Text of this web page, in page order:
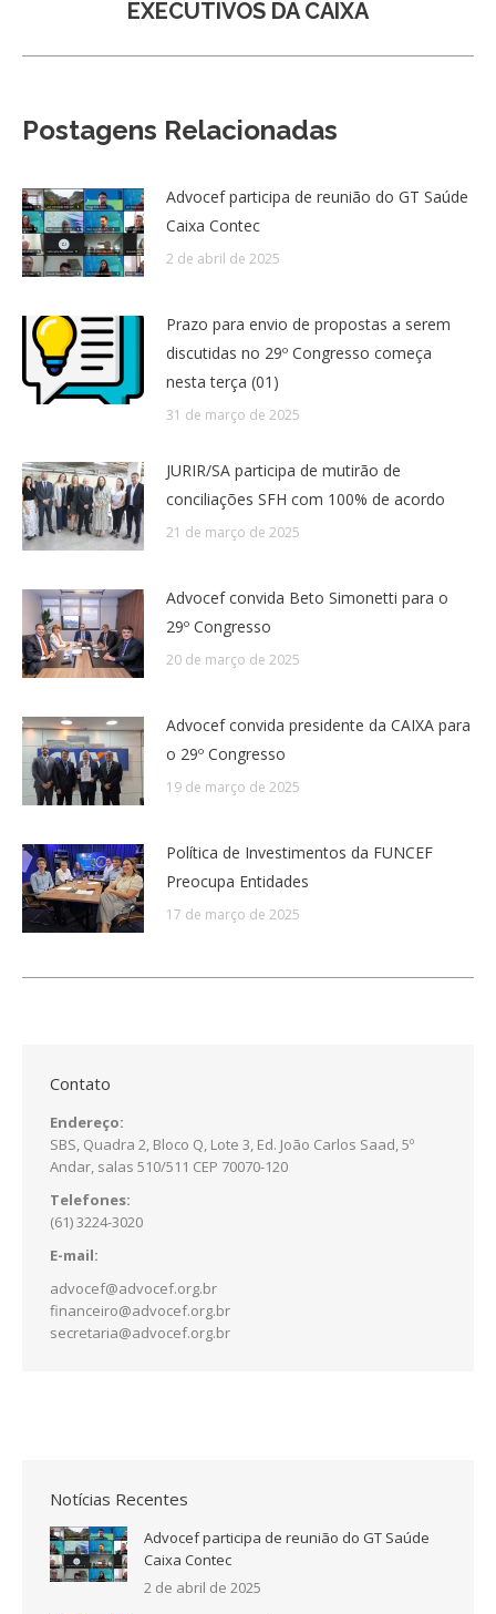
EXECUTIVOS DA CAIXA
Postagens Relacionadas
Advocef participa de reunião do GT Saúde
Caixa Contec
2 de abril de 2025
Prazo para envio de propostas a serem
discutidas no 29º Congresso começa
nesta terça (01)
31 de março de 2025
JURIR/SA participa de mutirão de
conciliações SFH com 100% de acordo
21 de março de 2025
Advocef convida Beto Simonetti para o
29º Congresso
20 de março de 2025
Advocef convida presidente da CAIXA para
o 29º Congresso
19 de março de 2025
Política de Investimentos da FUNCEF
Preocupa Entidades
17 de março de 2025
Contato
Endereço:
SBS, Quadra 2, Bloco Q, Lote 3, Ed. João Carlos Saad, 5º
Andar, salas 510/511 CEP 70070-120
Telefones:
(61) 3224-3020
E-mail:
advocef@advocef.org.br
financeiro@advocef.org.br
secretaria@advocef.org.br
Notícias Recentes
Advocef participa de reunião do GT Saúde
Caixa Contec
2 de abril de 2025